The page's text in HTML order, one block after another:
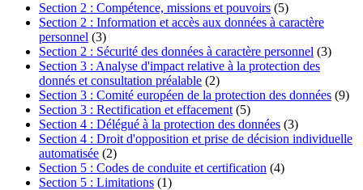
Section 2 : Compétence, missions et pouvoirs (5)
Section 2 : Information et accès aux données à caractère
personnel (3)
Section 2 : Sécurité des données à caractère personnel (3)
Section 3 : Analyse d'impact relative à la protection des
donnés et consultation préalable (2)
Section 3 : Comité européen de la protection des données (9)
Section 3 : Rectification et effacement (5)
Section 4 : Délégué à la protection des données (3)
Section 4 : Droit d'opposition et prise de décision individuelle
automatisée (2)
Section 5 : Codes de conduite et certification (4)
Section 5 : Limitations (1)